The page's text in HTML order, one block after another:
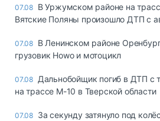
07.08 В Уржумском районе на
Вятские Поляны произошло ДТП с
07.08 В Ленинском районе
грузовик Howo и мотоцикл
07.08 Дальнобойщик погиб в ДТП с
на трассе М-10 в Тверской области
07.08 За секунду затянуло под